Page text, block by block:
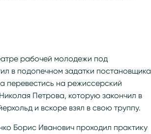
рабочей молодежи под
в подопечном задатки постановщика
перевестись на режиссерский
Петрова, которую закончил в
и вскоре взял в свою труппу.
Борис Иванович проходил практику